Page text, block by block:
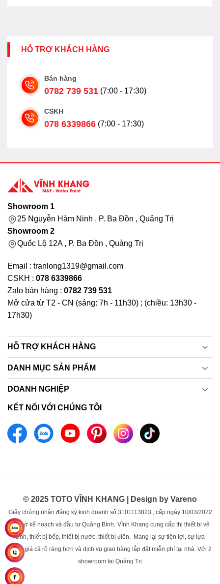
HỖ TRỢ KHÁCH HÀNG
Bán hàng
0782 739 531 (7:00 - 17:30)
CSKH
078 6339866 (7:00 - 17:30)
Showroom 1
25 Nguyễn Hàm Ninh , P. Ba Đồn , Quảng Trị
Showroom 2
Quốc Lộ 12A , P. Ba Đồn , Quảng Trị
Email : tranlong1319@gmail.com
CSKH : 078 6339866
Zalo bán hàng : 0782 739 531
Mở cửa từ T2 - CN (sáng: 7h - 11h30) ; (chiều: 13h30 -
17h30)
HỖ TRỢ KHÁCH HÀNG
DANH MỤC SẢN PHẨM
DOANH NGHIỆP
KẾT NỐI VỚI CHÚNG TÔI
© 2025 TOTO VĨNH KHANG | Design by Vareno
Giấy chứng nhận đăng ký kinh doanh số 3101113823 , cấp ngày 10/03/2022
bởi sở kế hoạch và đầu tư Quảng Bình. Vĩnh Khang cung cấp thị thiết bị vệ
sinh, thiết bị bếp, thiết bị nước, thiết bị điện. Mang lại sự tiện lợi, sự lựa
chọn, giá cả rõ ràng hơn và dịch vụ giao hàng lắp đặt miễn phí tại nhà. Với 2
showroom tại Quảng Trị